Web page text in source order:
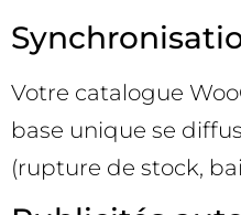
Votre catalogue
base unique se
(rupture de stock,